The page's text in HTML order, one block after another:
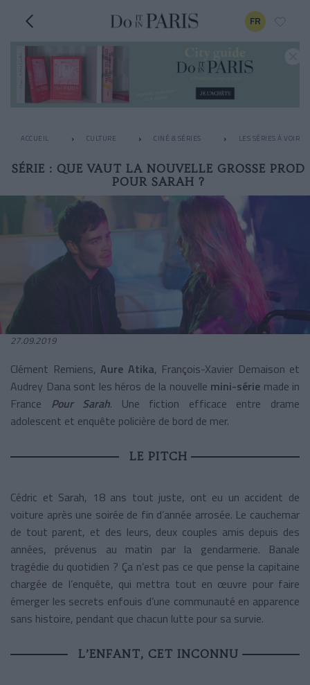
FR
ACCUEIL CULTURE CINÉ & SÉRIES LES SÉRIES À VOIR
SÉRIE : QUE VAUT LA NOUVELLE GROSSE PROD
POUR SARAH ?
27.09.2019
Clément Remiens, Aure Atika, François-Xavier Demaison et
Audrey Dana sont les héros de la nouvelle mini-série made in
France
Pour Sarah. Une fiction efficace entre drame
adolescent et enquête policière de bord de mer.
LE PITCH
Cédric et Sarah, 18 ans tout juste, ont eu un accident de
voiture après une soirée de fin d’année arrosée. Le cauchemar
de tout parent, et des leurs, deux couples amis depuis des
années, prévenus au matin par la gendarmerie. Banale
tragédie du quotidien ? Ça n’est pas ce que pense la capitaine
chargée de l’enquête, qui mettra tout en œuvre pour faire
émerger les secrets enfouis d’une communauté en apparence
sans histoire, pendant que chacun lutte pour sa survie.
L’ENFANT, CET INCONNU